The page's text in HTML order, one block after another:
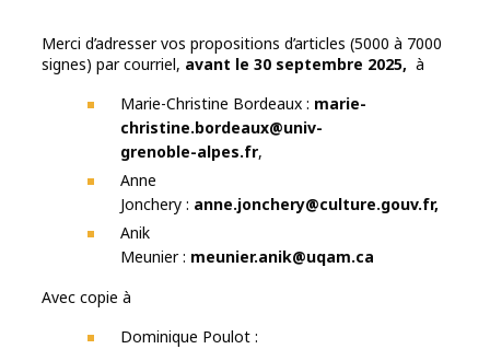
Merci d’adresser vos propositions d’articles (5000 à 7000
signes) par courriel, avant le 30 septembre 2025, à
Marie-Christine Bordeaux : marie-
christine.bordeaux@univ-
grenoble-alpes.fr,
Anne
Jonchery : anne.jonchery@culture.gouv.fr,
Anik
Meunier : meunier.anik@uqam.ca
Avec copie à
Dominique Poulot :